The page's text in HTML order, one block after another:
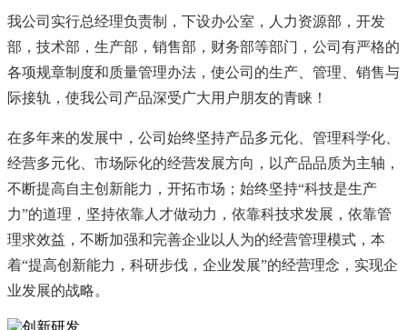
我公司实行总经理负责制，下设办公室，人力资源部，开发
部，技术部，生产部，销售部，财务部等部门，公司有严格的
各项规章制度和质量管理办法，使公司的生产、管理、销售与
际接轨，使我公司产品深受广大用户朋友的青睐！
在多年来的发展中，公司始终坚持产品多元化、管理科学化、
经营多元化、市场际化的经营发展方向，以产品品质为主轴，
不断提高自主创新能力，开拓市场；始终坚持“科技是生产
力”的道理，坚持依靠人才做动力，依靠科技求发展，依靠管
理求效益，不断加强和完善企业以人为的经营管理模式，本
着“提高创新能力，科研步伐，企业发展”的经营理念，实现企
业发展的战略。